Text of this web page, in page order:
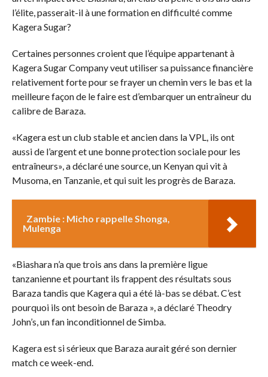
l’élite, passerait-il à une formation en difficulté comme
Kagera Sugar?
Certaines personnes croient que l’équipe appartenant à
Kagera Sugar Company veut utiliser sa puissance financière
relativement forte pour se frayer un chemin vers le bas et la
meilleure façon de le faire est d’embarquer un entraîneur du
calibre de Baraza.
«Kagera est un club stable et ancien dans la VPL, ils ont
aussi de l’argent et une bonne protection sociale pour les
entraîneurs», a déclaré une source, un Kenyan qui vit à
Musoma, en Tanzanie, et qui suit les progrès de Baraza.
Zambie : Micho rappelle Shonga,
Mulenga
«Biashara n’a que trois ans dans la première ligue
tanzanienne et pourtant ils frappent des résultats sous
Baraza tandis que Kagera qui a été là-bas se débat. C’est
pourquoi ils ont besoin de Baraza », a déclaré Theodry
John’s, un fan inconditionnel de Simba.
Kagera est si sérieux que Baraza aurait géré son dernier
match ce week-end.